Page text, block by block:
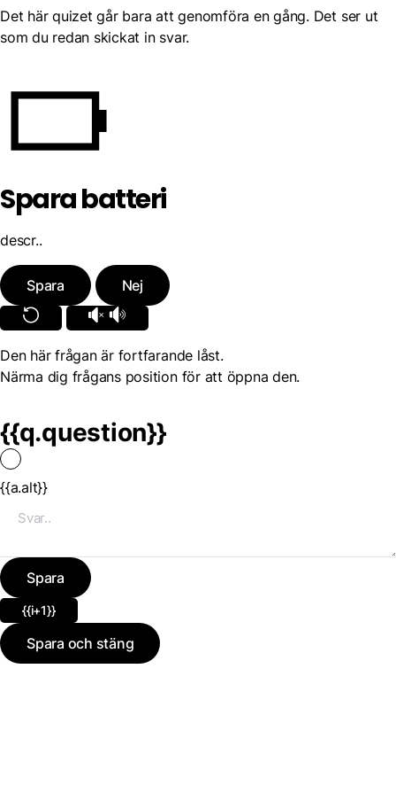
Det här quizet går bara att genomföra en gång. Det ser ut
som du redan skickat in svar.
Spara batteri
descr..
Spara Nej
Den här frågan är fortfarande låst.
Närma dig frågans position för att öppna den.
{{q.question}}
{{a.alt}}
Spara
{{i+1}}
Spara och stäng